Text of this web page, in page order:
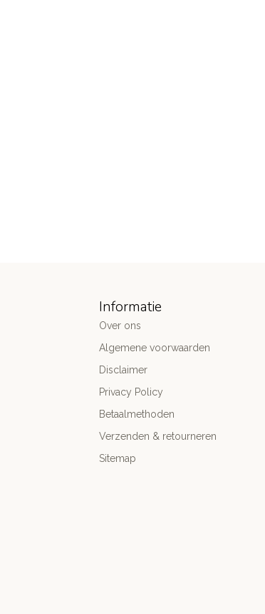
Informatie
Over ons
Algemene voorwaarden
Disclaimer
Privacy Policy
Betaalmethoden
Verzenden & retourneren
Sitemap